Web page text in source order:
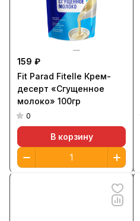
159 ₽
Fit Parad Fitelle Крем-
десерт «Сгущенное
молоко» 100гр
0
В корзину